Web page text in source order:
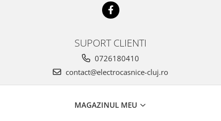
SUPORT CLIENTI
0726180410
contact@electrocasnice-cluj.ro
MAGAZINUL MEU